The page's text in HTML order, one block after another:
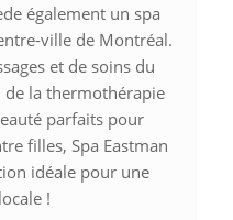
également un spa
ville de Montréal.
et de soins du
de la thermothérapie
parfaits pour
filles, Spa Eastman
idéale pour une
!